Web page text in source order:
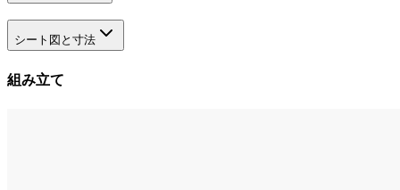
シート図と寸法
組み立て